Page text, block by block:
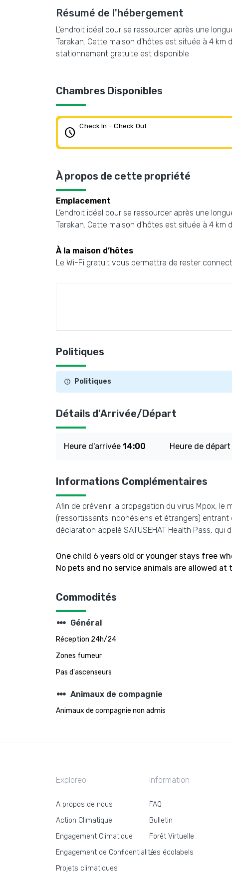
Résumé de l'hébergement
L’endroit idéal pour se ressourcer après une
Tarakan. Cette maison d’hôtes est située à 4
stationnement gratuite est disponible.
Chambres Disponibles
schedule Check In - Check Out
À propos de cette propriété
Emplacement
L’endroit idéal pour se ressourcer après une
Tarakan. Cette maison d’hôtes est située à 4 km
À la maison d’hôtes
Le Wi-Fi gratuit vous permettra de rester
Politiques
Politiques
Détails d'Arrivée/Départ
Heure d'arrivée 14:00 Heure de départ
Informations Complémentaires
Afin de prévenir la propagation du virus Mpox,
(ressortissants indonésiens et étrangers)
déclaration appelé SATUSEHAT Health Pass,
One child 6 years old or younger stays free
No pets and no service animals are allowed at
Commodités
steppers Général
Réception 24h/24
Zones fumeur
Pas d'ascenseurs
steppers Animaux de compagnie
Animaux de compagnie non admis
Exploreo
A propos de nous
Action Climatique
Engagement Climatique
Engagement de Confidentialité
Projets climatiques
Information
FAQ
Bulletin
Forêt Virtuelle
Les écolabels